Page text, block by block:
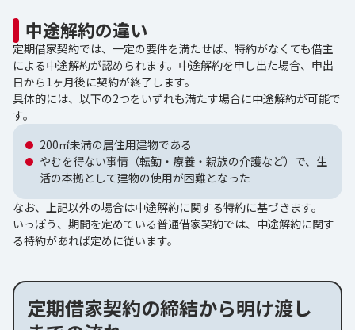
中途解約の違い
定期借家契約では、一定の要件を満たせば、特約がなくても借主
による中途解約が認められます。中途解約を申し出た場合、申出
日から1ヶ月後に契約が終了します。
具体的には、以下の2つをいずれも満たす場合に中途解約が可能で
す。
200㎡未満の居住用建物である
やむを得ない事情（転勤・療養・親族の介護など）で、生
活の本拠として建物の使用が困難となった
なお、上記以外の場合は中途解約に関する特約に基づきます。
いっぽう、期間を定めている普通借家契約では、中途解約に関す
る特約があれば定めに従います。
定期借家契約の締結から明け渡し